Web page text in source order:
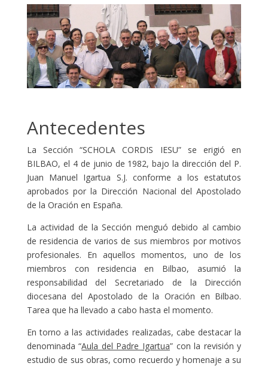
Antecedentes
La Sección “SCHOLA CORDIS IESU” se erigió en
BILBAO, el 4 de junio de 1982, bajo la dirección del P.
Juan Manuel Igartua S.J. conforme a los estatutos
aprobados por la Dirección Nacional del Apostolado
de la Oración en España.
La actividad de la Sección menguó debido al cambio
de residencia de varios de sus miembros por motivos
profesionales. En aquellos momentos, uno de los
miembros con residencia en Bilbao, asumió la
responsabilidad del Secretariado de la Dirección
diocesana del Apostolado de la Oración en Bilbao.
Tarea que ha llevado a cabo hasta el momento.
En torno a las actividades realizadas, cabe destacar la
denominada “Aula del Padre Igartua” con la revisión y
estudio de sus obras, como recuerdo y homenaje a su